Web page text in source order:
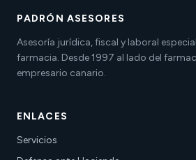
PADRÓN ASESORES
Asesoría jurídica, fiscal y laboral
farmacia. Desde 1997 al lado del
empresario canario.
ENLACES
Servicios